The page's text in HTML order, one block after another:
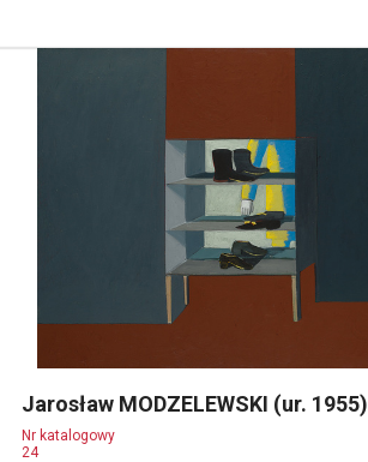
Jarosław MODZELEWSKI (ur. 1955)
Nr katalogowy
24